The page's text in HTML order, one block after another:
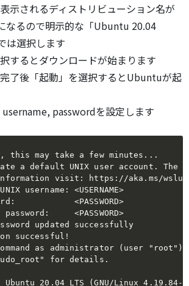
示されるディストリビューション名が
なるので明示的な「Ubuntu 20.04
は選択します
択するとダウンロードが始まります
了後「起動」を選択するとUbuntuが起
passwordを設定します
this may take a few minutes...
a default UNIX user account. The
visit: https://aka.ms/
username: <USERNAME>
<PASSWORD>
password:     <PASSWORD>
updated successfully
successful!
as administrator (user "root"),
for details.
Ubuntu 20.04 LTS (GNU/Linux